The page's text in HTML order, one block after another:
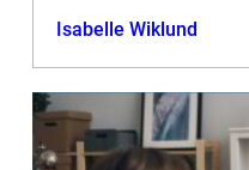
Isabelle Wiklund